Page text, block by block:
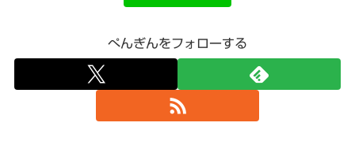
ぺんぎんをフォローする